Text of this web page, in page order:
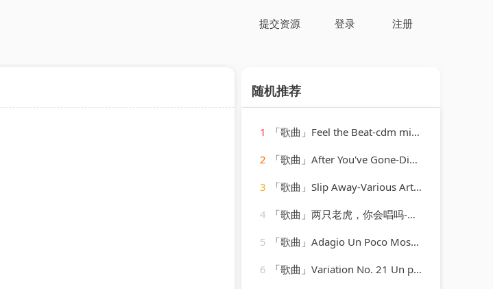
提交资源 登录 注册
随机推荐
1
「歌曲」Feel the Beat-cdm mixmasters
2
「歌曲」After You've Gone-Dinah Washington_20260807_131808
3
「歌曲」Slip Away-Various Artists
4
「歌曲」两只老虎，你会唱吗-佩奇宝宝
5
「歌曲」Adagio Un Poco Mosso-Klemperer Barenboim
6
「歌曲」Variation No. 21 Un poco più vivo-Daniil Trifonov、the philadelphia orchestra、Yannick Nézet-Séguin